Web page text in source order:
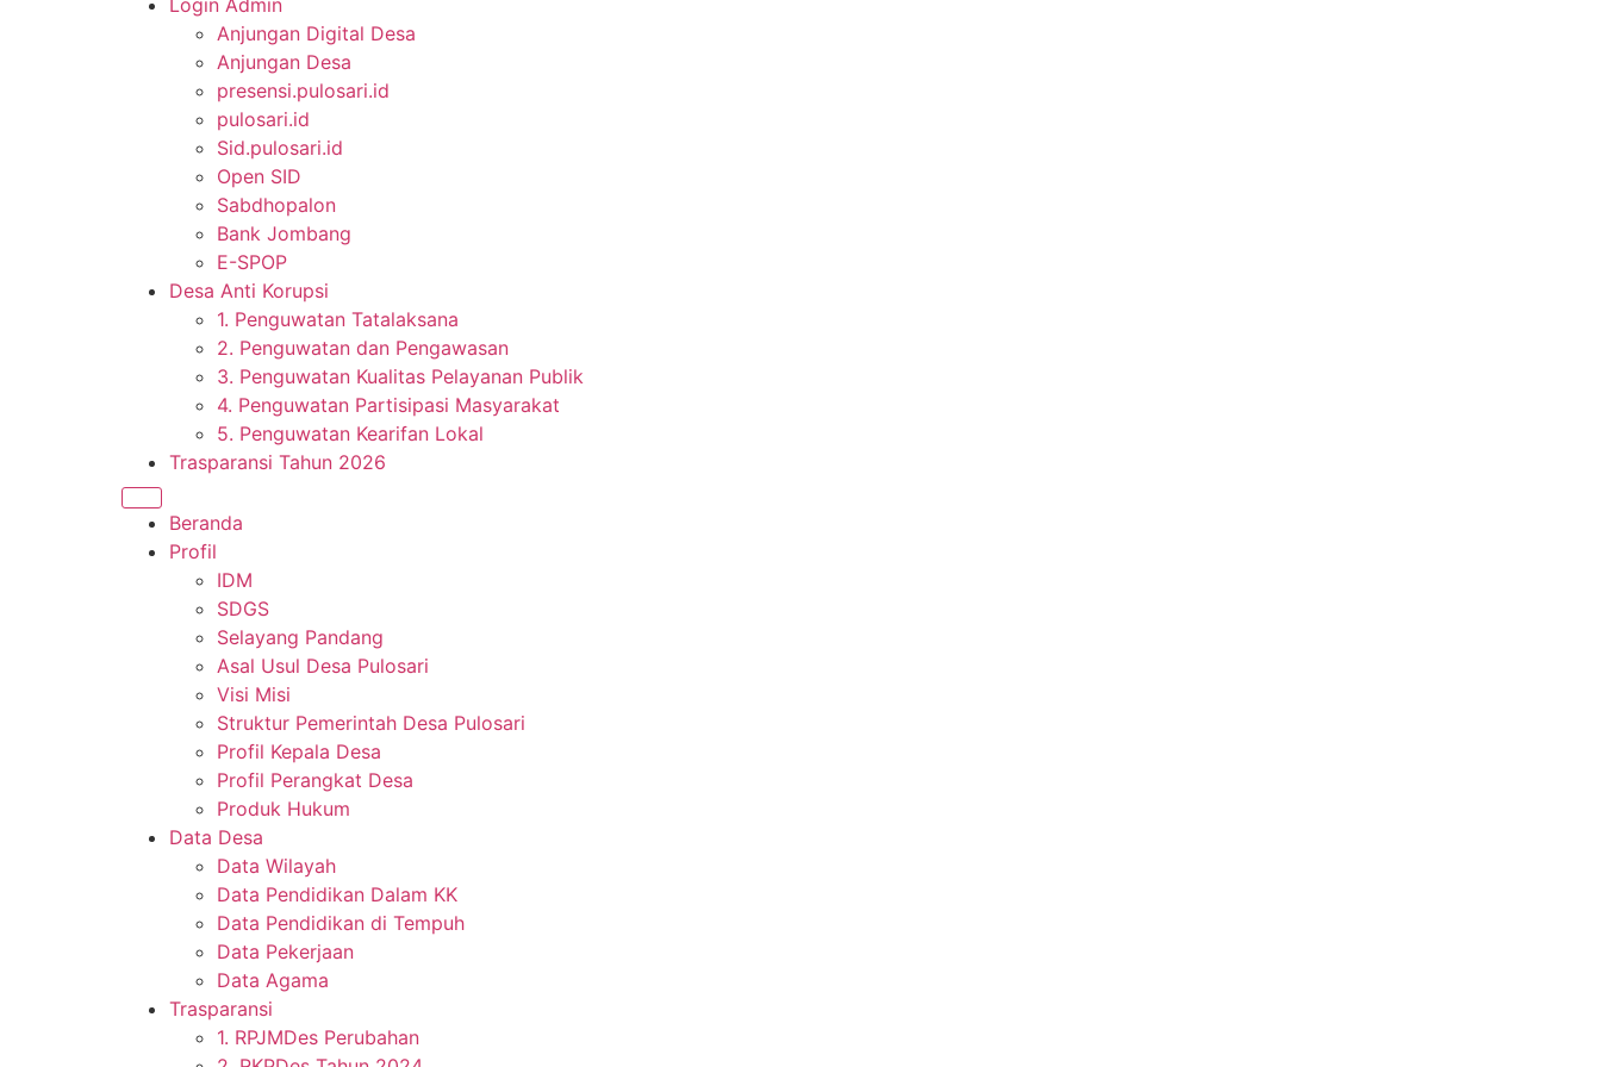
Login Admin
Anjungan Digital Desa
Anjungan Desa
presensi.pulosari.id
pulosari.id
Sid.pulosari.id
Open SID
Sabdhopalon
Bank Jombang
E-SPOP
Desa Anti Korupsi
1. Penguwatan Tatalaksana
2. Penguwatan dan Pengawasan
3. Penguwatan Kualitas Pelayanan Publik
4. Penguwatan Partisipasi Masyarakat
5. Penguwatan Kearifan Lokal
Trasparansi Tahun 2026
Beranda
Profil
IDM
SDGS
Selayang Pandang
Asal Usul Desa Pulosari
Visi Misi
Struktur Pemerintah Desa Pulosari
Profil Kepala Desa
Profil Perangkat Desa
Produk Hukum
Data Desa
Data Wilayah
Data Pendidikan Dalam KK
Data Pendidikan di Tempuh
Data Pekerjaan
Data Agama
Trasparansi
1. RPJMDes Perubahan